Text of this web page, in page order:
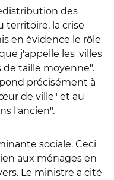
des
territoire, la crise
en évidence le rôle
j'appelle les 'villes
de taille moyenne".
précisément à
de ville" et au
l'ancien".
sociale. Ceci
aux ménages en
Le ministre a cité